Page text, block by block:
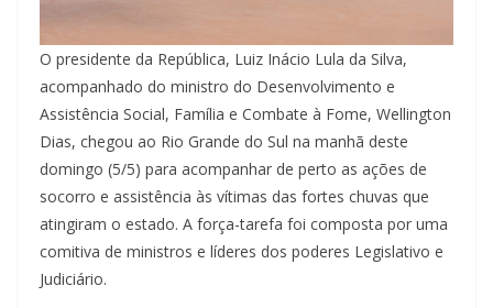
O presidente da República, Luiz Inácio Lula da Silva,
acompanhado do ministro do Desenvolvimento e
Assistência Social, Família e Combate à Fome, Wellington
Dias, chegou ao Rio Grande do Sul na manhã deste
domingo (5/5) para acompanhar de perto as ações de
socorro e assistência às vítimas das fortes chuvas que
atingiram o estado. A força-tarefa foi composta por uma
comitiva de ministros e líderes dos poderes Legislativo e
Judiciário.